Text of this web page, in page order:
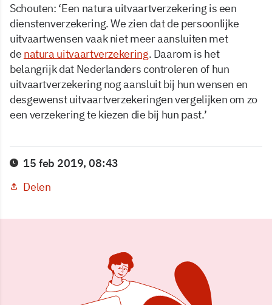
Schouten: ‘Een natura uitvaartverzekering is een
dienstenverzekering. We zien dat de persoonlijke
uitvaartwensen vaak niet meer aansluiten met
de natura uitvaartverzekering. Daarom is het
belangrijk dat Nederlanders controleren of hun
uitvaartverzekering nog aansluit bij hun wensen en
desgewenst uitvaartverzekeringen vergelijken om zo
een verzekering te kiezen die bij hun past.’
15 feb 2019, 08:43
Delen